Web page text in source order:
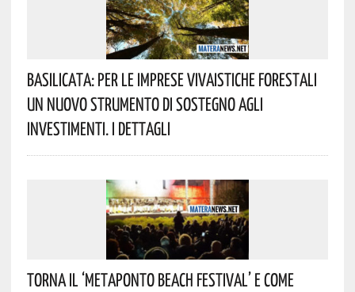
Basilicata: Per Le Imprese Vivaistiche Forestali
Un Nuovo Strumento Di Sostegno Agli
Investimenti. I Dettagli
Torna Il ‘Metaponto Beach Festival’ E Come